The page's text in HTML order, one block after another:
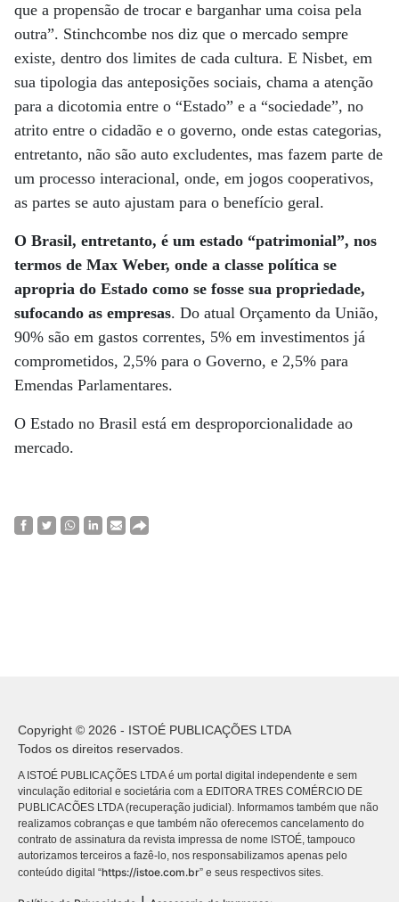
que a propensão de trocar e barganhar uma coisa pela
outra”. Stinchcombe nos diz que o mercado sempre
existe, dentro dos limites de cada cultura. E Nisbet, em
sua tipologia das anteposições sociais, chama a atenção
para a dicotomia entre o “Estado” e a “sociedade”, no
atrito entre o cidadão e o governo, onde estas categorias,
entretanto, não são auto excludentes, mas fazem parte de
um processo interacional, onde, em jogos cooperativos,
as partes se auto ajustam para o benefício geral.
O Brasil, entretanto, é um estado “patrimonial”, nos
termos de Max Weber, onde a classe política se
apropria do Estado como se fosse sua propriedade,
sufocando as empresas. Do atual Orçamento da União,
90% são em gastos correntes, 5% em investimentos já
comprometidos, 2,5% para o Governo, e 2,5% para
Emendas Parlamentares.
O Estado no Brasil está em desproporcionalidade ao
mercado.
Copyright © 2026 - ISTOÉ PUBLICAÇÕES LTDA
Todos os direitos reservados.
A ISTOÉ PUBLICAÇÕES LTDA é um portal digital independente e sem
vinculação editorial e societária com a EDITORA TRES COMÉRCIO DE
PUBLICACÕES LTDA (recuperação judicial). Informamos também que não
realizamos cobranças e que também não oferecemos cancelamento do
contrato de assinatura da revista impressa de nome ISTOÉ, tampouco
autorizamos terceiros a fazê-lo, nos responsabilizamos apenas pelo
conteúdo digital “https://istoe.com.br” e seus respectivos sites.